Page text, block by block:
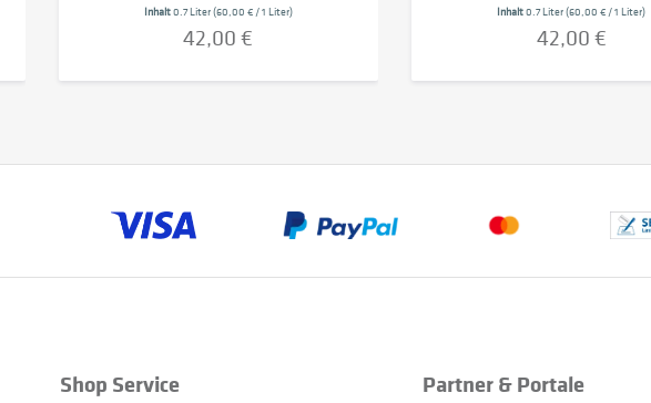
Inhalt0.7 Liter(60,00 € / 1 Liter)
42,00 €
Inhalt0.7 Liter(60,00 € / 1 Liter)
42,00 €
Shop Service Partner & Portale